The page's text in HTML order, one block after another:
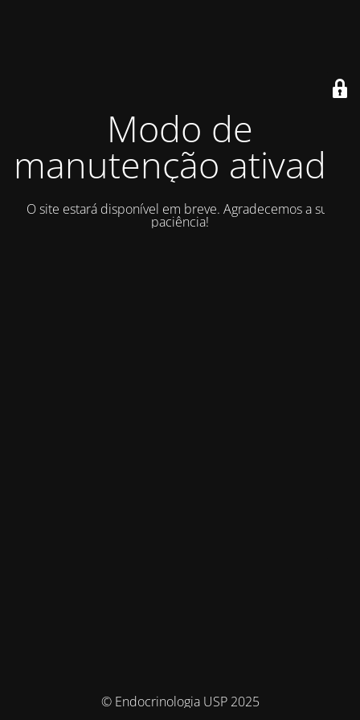
Modo de
manutenção ativado
O site estará disponível em breve. Agradecemos a sua
paciência!
© Endocrinologia USP 2025